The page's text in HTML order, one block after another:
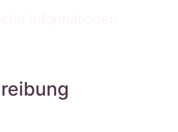
Informationen